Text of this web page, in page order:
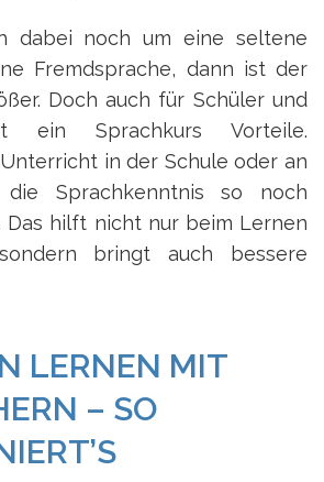
dabei noch um eine seltene
Fremdsprache, dann ist der
Doch auch für Schüler und
ein Sprachkurs Vorteile.
in der Schule oder an
Sprachkenntnis so noch
hilft nicht nur beim Lernen
bringt auch bessere
LERNEN MIT
– SO